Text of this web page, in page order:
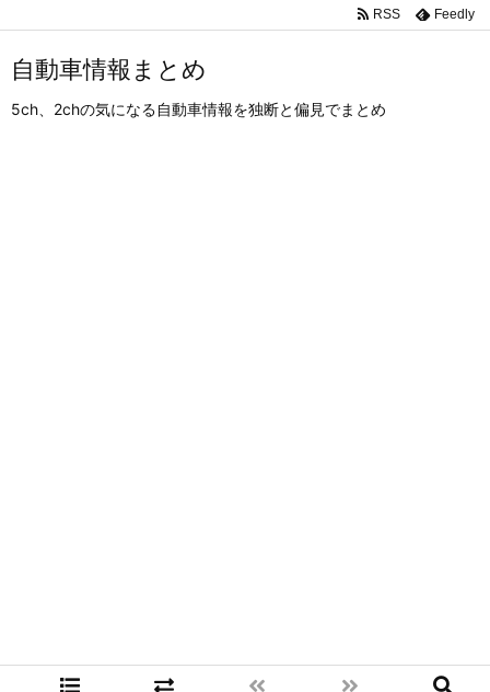
自動車情報まとめ
5ch、2chの気になる自動車情報を独断と偏見でまとめ
RSS Feedly